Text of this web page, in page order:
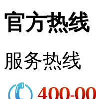
官方热线
服务热线